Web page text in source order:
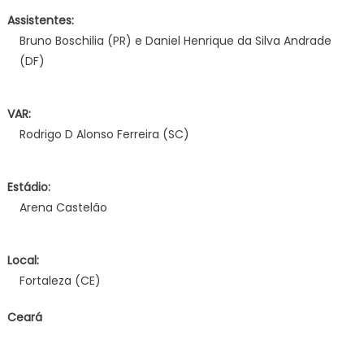
Assistentes:
Bruno Boschilia (PR) e Daniel Henrique da Silva Andrade
(DF)
VAR:
Rodrigo D Alonso Ferreira (SC)
Estádio:
Arena Castelão
Local:
Fortaleza (CE)
Ceará